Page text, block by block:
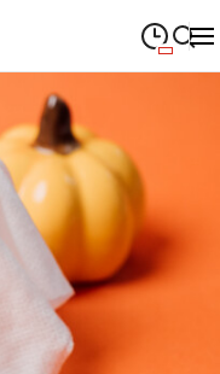
Suche schließen
09:00—
09:00 —19:00
09:00—19:00